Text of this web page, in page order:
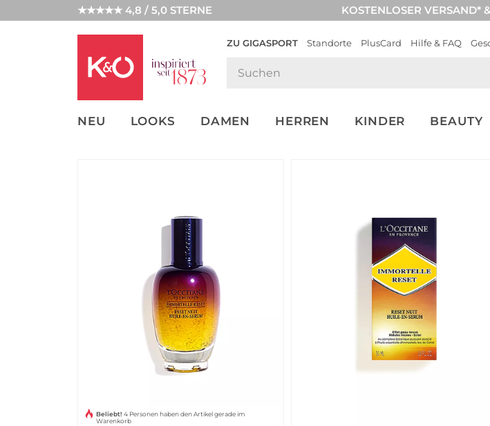
★★★★★ 4,8 / 5,0 STERNE KOSTENLOSER VERSAND*
ZU GIGASPORT Standorte PlusCard Hilfe & FAQ
NEU LOOKS DAMEN HERREN KINDER BEAUTY
UNSERE APP
CLICK &
Beliebt! 4 Personen haben den Artikel gerade im
Warenkorb